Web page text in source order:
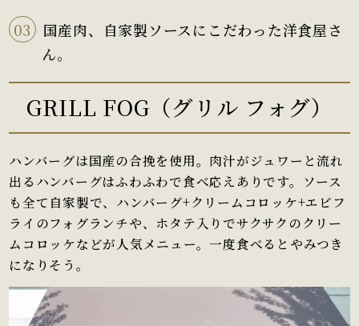
03
国産肉、自家製ソースにこだわった洋食屋さ
ん。
GRILL FOG（グリル フォグ）
ハンバーグは国産の合挽を使用。肉汁がジュワーと流れ
出るハンバーグはふわふわで食べ応えありです。ソース
も全て自家製で、ハンバーグ+クリームコロッケ+エビフ
ライのフォグランチや、ホタテ入りでサクサクのクリー
ムコロッケなどが人気メニュー。一度食べるとやみつき
になりそう。